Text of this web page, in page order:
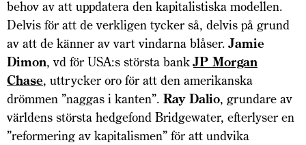
behov av att uppdatera den kapitalistiska modellen.
Delvis för att de verkligen tycker så, delvis på grund
av att de känner av vart vindarna blåser.Jamie
Dimon, vd för USA:s största bankJP Morgan
Chase, uttrycker oro för att den amerikanska
drömmen ”naggas i kanten”. Ray Dalio, grundare av
världens största hedgefond Bridgewater, efterlyser en
”reformering av kapitalismen” för att undvika